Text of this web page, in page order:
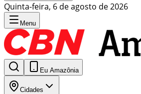
Quinta-feira, 6 de agosto de 2026
Menu
Eu Amazônia
Cidades